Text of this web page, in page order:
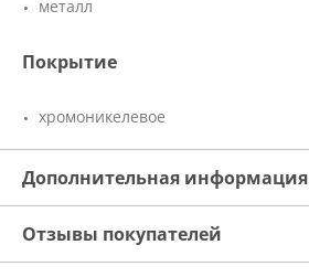
металл
Покрытие
хромоникелевое
Дополнительная информация
Отзывы покупателей